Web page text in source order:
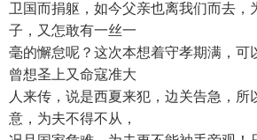
卫国而捐躯，如今父亲也离我们而去，
子，又怎敢有一丝一
毫的懈怠呢？这次本想着守孝期满，可
曾想圣上又命寇准大
人来传，说是西夏来犯，边关告急，所
意，为夫不得不从，